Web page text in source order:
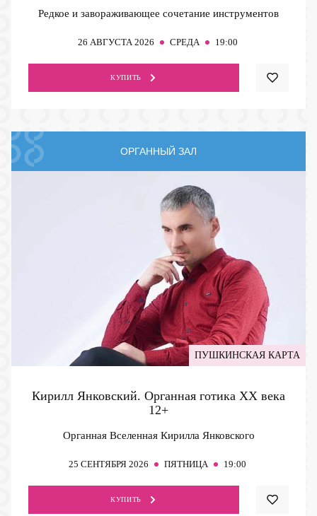
Редкое и завораживающее сочетание инструментов
26 АВГУСТА 2026 СРЕДА 19:00
КУПИТЬ
ОРГАННЫЙ ЗАЛ
ПУШКИНСКАЯ КАРТА
Кирилл Янковский. Органная готика ХХ века
12+
Органная Вселенная Кирилла Янковского
25 СЕНТЯБРЯ 2026 ПЯТНИЦА 19:00
КУПИТЬ